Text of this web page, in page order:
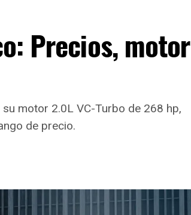
Precios, motor
motor 2.0L VC-Turbo de 268 hp,
de precio.